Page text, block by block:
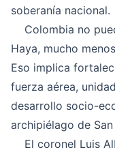
soberanía nacional.
Colombia no
Haya, mucho
Eso implica
fuerza aérea,
desarrollo socio-
archipiélago de
El coronel Luis